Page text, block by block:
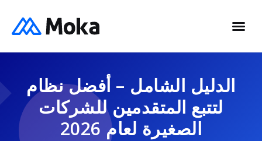
الدليل الشامل – أفضل نظام
لتتبع المتقدمين للشركات
الصغيرة لعام 2026